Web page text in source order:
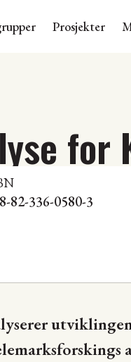
Prosjekter
for
82-336-0580-3